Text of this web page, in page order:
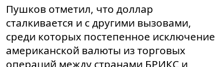
Пушков отметил, что доллар
сталкивается и с другими вызовами,
среди которых постепенное исключение
американской валюты из торговых
операций между странами БРИКС и